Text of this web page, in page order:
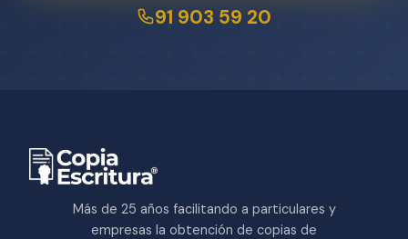
91 903 59 20
Más de 25 años facilitando a particulares y
empresas la obtención de copias de